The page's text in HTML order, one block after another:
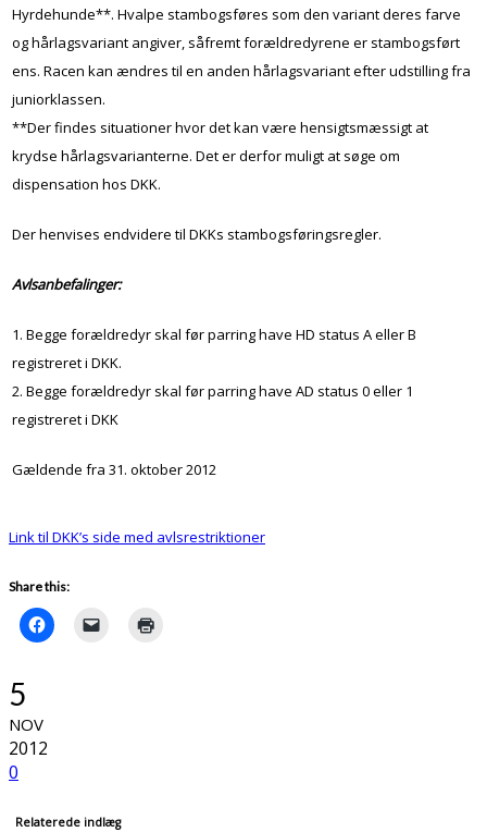
Hyrdehunde**. Hvalpe stambogsføres som den variant deres farve
og hårlagsvariant angiver, såfremt forældredyrene er stambogsført
ens. Racen kan ændres til en anden hårlagsvariant efter udstilling fra
juniorklassen.
**Der findes situationer hvor det kan være hensigtsmæssigt at
krydse hårlagsvarianterne. Det er derfor muligt at søge om
dispensation hos DKK.
Der henvises endvidere til DKKs stambogsføringsregler.
Avlsanbefalinger:
1. Begge forældredyr skal før parring have HD status A eller B
registreret i DKK.
2. Begge forældredyr skal før parring have AD status 0 eller 1
registreret i DKK
Gældende fra 31. oktober 2012
Link til DKK’s side med avlsrestriktioner
Share this:
5
NOV
2012
0
Relaterede indlæg